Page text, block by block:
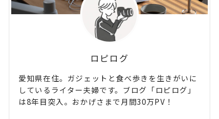
ロピログ
愛知県在住。ガジェットと食べ歩きを生きがいに
しているライター夫婦です。ブログ「ロピログ」
は8年目突入。おかげさまで月間30万PV！